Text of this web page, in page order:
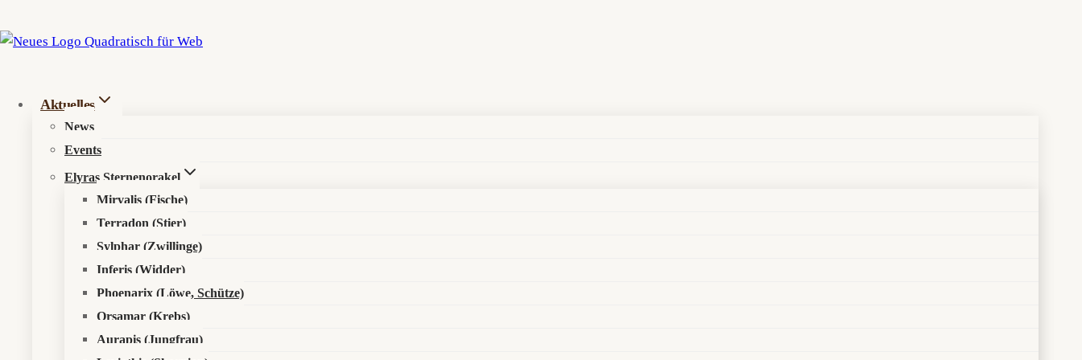
Inhalt
Aktuelles
News
Events
Elyras Sternenorakel
Mirvalis (Fische)
Terradon (Stier)
Sylphar (Zwillinge)
Inferis (Widder)
Phoenarix (Löwe, Schütze)
Orsamar (Krebs)
Aurapis (Jungfrau)
Tidefall